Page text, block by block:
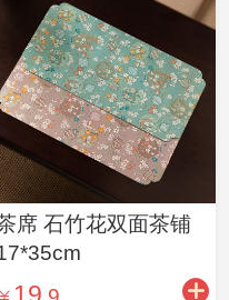
席 石竹花双面茶铺